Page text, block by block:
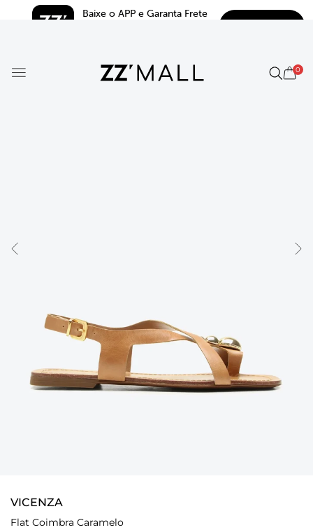
Baixe o APP e Garanta Frete
0
VICENZA
Flat Coimbra Caramelo